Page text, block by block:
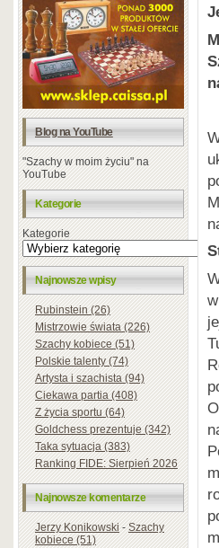
Blog na YouTube
"Szachy w moim życiu" na
YouTube
Kategorie
Kategorie
Najnowsze wpisy
Rubinstein (26)
Mistrzowie świata (226)
Szachy kobiece (51)
Polskie talenty (74)
Artysta i szachista (94)
Ciekawa partia (408)
Z życia sportu (64)
Goldchess prezentuje (342)
Taka sytuacja (383)
Ranking FIDE: Sierpień 2026
Najnowsze komentarze
Jerzy Konikowski-Szachy
kobiece (51)